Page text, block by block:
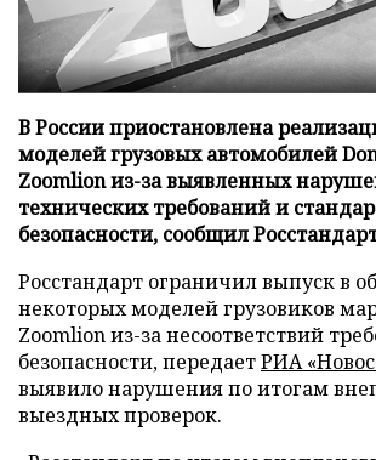
В России приостановлена
моделей грузовых автомобилей
Zoomlion из-за выявленных
технических требований и
безопасности, сообщил
Росстандарт ограничил выпуск в
некоторых моделей грузовиков
Zoomlion из-за несоответствий
безопасности, передаетРИА
выявило нарушения по итогам
выездных проверок.